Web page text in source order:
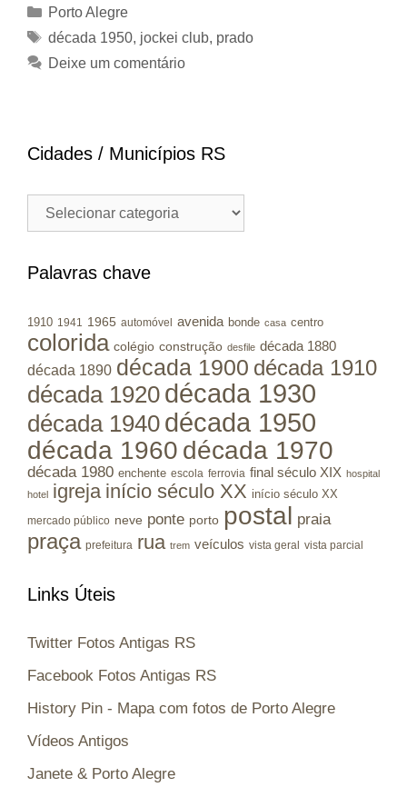
Categorias
Porto Alegre
Tags
década 1950, jockei club, prado
Deixe um comentário
Cidades / Municípios RS
Municípios
Palavras chave
1910 1941 1965 automóvel avenida bonde casa centro
colorida colégio construção desfile década 1880
década 1890 década 1900 década 1910
década 1920 década 1930
década 1940 década 1950
década 1960 década 1970
década 1980 enchente escola ferrovia final século XIX hospital
hotel
igreja início século XX início século XX
mercado público neve ponte porto postal praia
praça prefeitura rua trem veículos vista geral vista parcial
Links Úteis
Twitter Fotos Antigas RS
Facebook Fotos Antigas RS
History Pin - Mapa com fotos de Porto Alegre
Vídeos Antigos
Janete & Porto Alegre